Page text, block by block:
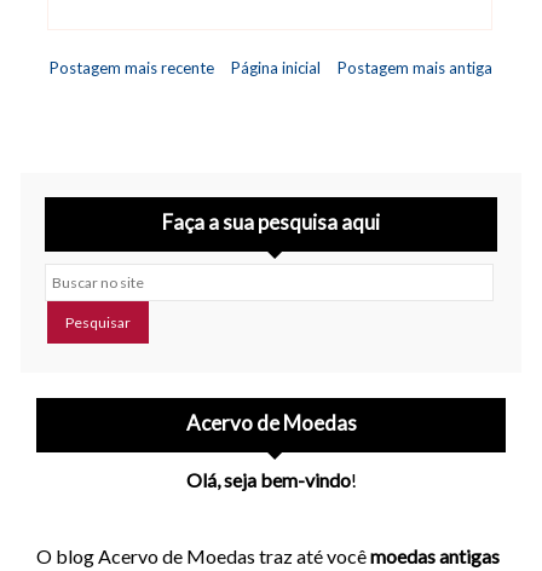
Postagem mais recente Postagem mais antiga
Página inicial
Faça a sua pesquisa aqui
Buscar no site
Acervo de Moedas
Olá, seja bem-vindo!
O blog Acervo de Moedas traz até vocêmoedas antigas